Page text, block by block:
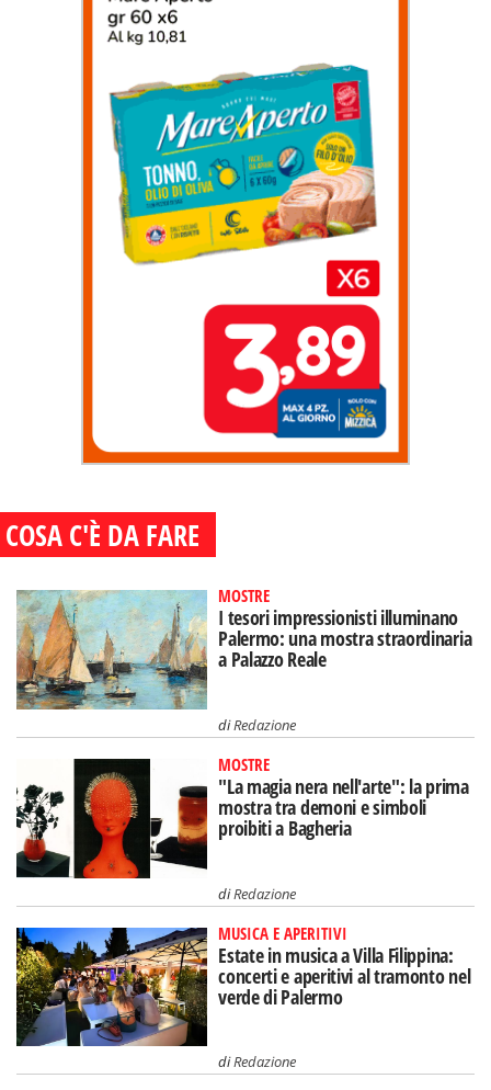
COSA C'È DA FARE
MOSTRE
I tesori impressionisti illuminano
Palermo: una mostra straordinaria
a Palazzo Reale
diRedazione
MOSTRE
"La magia nera nell'arte": la prima
mostra tra demoni e simboli
proibiti a Bagheria
diRedazione
MUSICA E APERITIVI
Estate in musica a Villa Filippina:
concerti e aperitivi al tramonto nel
verde di Palermo
diRedazione